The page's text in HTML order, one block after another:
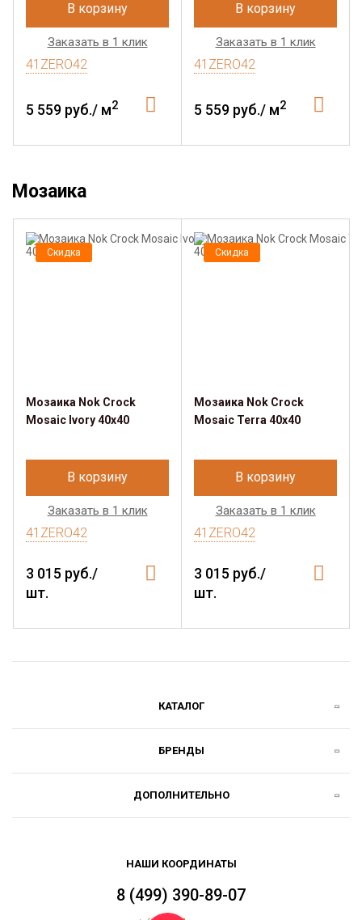
В корзину
Заказать в 1 клик
41ZERO42
5 559 руб./ м2
В корзину
Заказать в 1 клик
41ZERO42
5 559 руб./ м2
Мозаика
Скидка
Мозаика Nok Crock
Mosaic Ivory 40x40
В корзину
Заказать в 1 клик
41ZERO42
3 015 руб./
шт.
Скидка
Мозаика Nok Crock
Mosaic Terra 40x40
В корзину
Заказать в 1 клик
41ZERO42
3 015 руб./
шт.
КАТАЛОГ
БРЕНДЫ
ДОПОЛНИТЕЛЬНО
НАШИ КООРДИНАТЫ
8 (499) 390-89-07